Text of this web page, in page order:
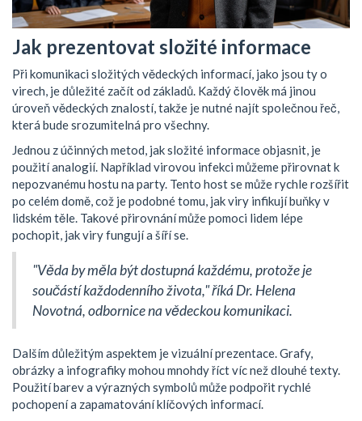
Jak prezentovat složité informace
Při komunikaci složitých vědeckých informací, jako jsou ty o
virech, je důležité začít od základů. Každý člověk má jinou
úroveň vědeckých znalostí, takže je nutné najít společnou řeč,
která bude srozumitelná pro všechny.
Jednou z účinných metod, jak složité informace objasnit, je
použití analogií. Například virovou infekci můžeme přirovnat k
nepozvanému hostu na party. Tento host se může rychle rozšířit
po celém domě, což je podobné tomu, jak viry infikují buňky v
lidském těle. Takové přirovnání může pomoci lidem lépe
pochopit, jak viry fungují a šíří se.
"Věda by měla být dostupná každému, protože je
součástí každodenního života," říká Dr. Helena
Novotná, odbornice na vědeckou komunikaci.
Dalším důležitým aspektem je vizuální prezentace. Grafy,
obrázky a infografiky mohou mnohdy říct víc než dlouhé texty.
Použití barev a výrazných symbolů může podpořit rychlé
pochopení a zapamatování klíčových informací.